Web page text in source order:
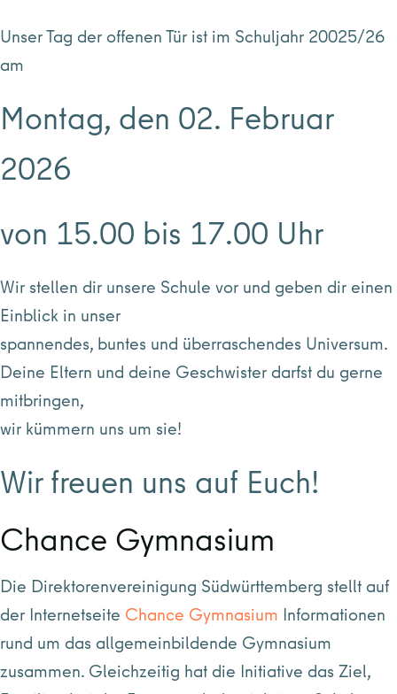
Unser Tag der offenen Tür ist im Schuljahr 20025/26
am
Montag, den 02. Februar
2026
von 15.00 bis 17.00 Uhr
Wir stellen dir unsere Schule vor und geben dir einen
Einblick in unser
spannendes, buntes und überraschendes Universum.
Deine Eltern und deine Geschwister darfst du gerne
mitbringen,
wir kümmern uns um sie!
Wir freuen uns auf Euch!
Chance Gymnasium
Die Direktorenvereinigung Südwürttemberg stellt auf
der Internetseite Chance Gymnasium Informationen
rund um das allgemeinbildende Gymnasium
zusammen. Gleichzeitig hat die Initiative das Ziel,